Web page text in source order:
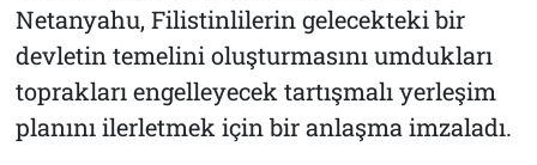
Netanyahu, Filistinlilerin gelecekteki bir
devletin temelini oluşturmasını umdukları
toprakları engelleyecek tartışmalı yerleşim
planını ilerletmek için bir anlaşma imzaladı.